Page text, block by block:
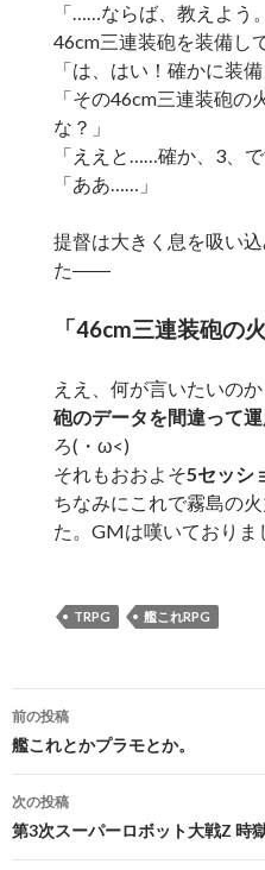
「……ならば、教えよう
46cm三連装砲を装備し
「は、はい！確かに装
「その46cm三連装砲の
な？」
「ええと……確か、3、で
「ああ……」
提督は大きく息を吸い
た――
「46cm三連装砲の
ええ、何が言いたいのか
砲のデータを間違って
ろ(・ω<)
それもおおよそ5セッシ
ちなみにこれで霧島の
た。GMは嘆いておりま
TRPG 艦これRPG
投
稿
ナ
ビ
前の投稿
艦これとかプラモとか。
次の投稿
第3次スーパーロボット大戦Z 時